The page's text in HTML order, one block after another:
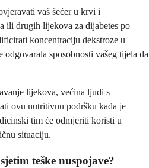
vaš šećer u krvi i
ili drugih lijekova za dijabetes po
koncentraciju dekstroze u
sposobnosti vašeg tijela da
lijekova, većina ljudi s
ovu nutritivnu podršku kada je
tim će odmjeriti koristi u
situaciju.
teške nuspojave?